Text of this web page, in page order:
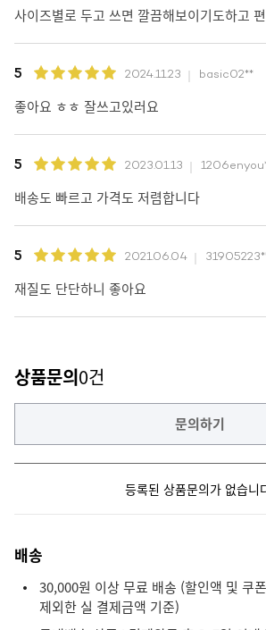
사이즈별로 두고 쓰면 깔끔해보이기도하고
5 2024.11.23 basic02**
좋아요 ㅎㅎ 잘쓰고있러요
5 2023.01.13
배송도 빠르고 가격도 저렴합니다
5 2021.06.04
재질도 단단하니 좋아요
상품문의0건
문의하기
등록된 상품문의가 없습니
배송
30,000원 이상 무료 배송 (할인액 및 쿠
제외한 실 결제금액 기준)